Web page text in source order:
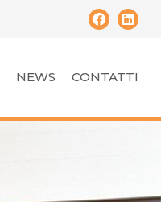
NEWS CONTATTI